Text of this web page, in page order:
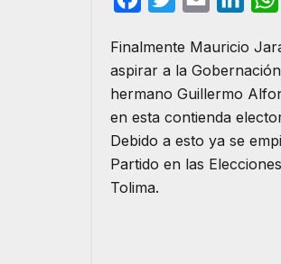
c
e
o
o
k
i
t
e
r
a
i
n
k
e
d
I
t
p
Finalmente Mauricio
aspirar a la
hermano Guillermo
en esta contienda
Debido a esto ya se
Partido en las
Tolima.